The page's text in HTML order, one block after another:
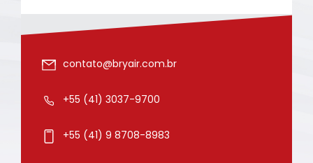
contato@bryair.com.br
+55 (41) 3037-9700
+55 (41) 9 8708-8983